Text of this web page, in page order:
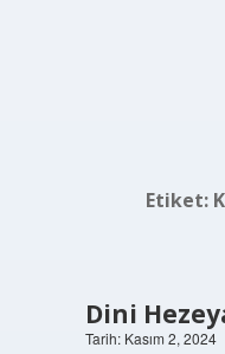
Etiket:
Dini
Tarih: Kasım 2, 2024